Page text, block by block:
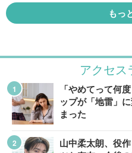
アクセス
「やめてって何
ップが「地雷」
まった
山中柔太朗、役